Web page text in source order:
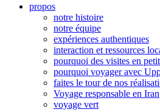
propos
notre histoire
notre équipe
expériences authentiques
interaction et ressources
pourquoi des visites en
pourquoi voyager avec
faites le tour de nos
Voyage responsable en Iran
voyage vert